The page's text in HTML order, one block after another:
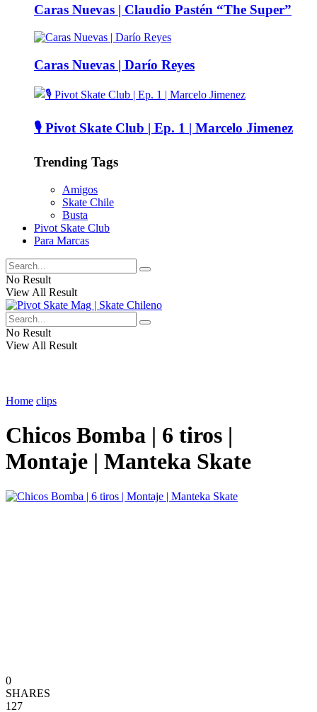
Caras Nuevas | Claudio Pastén “The Super”
Caras Nuevas | Darío Reyes
🎙️ Pivot Skate Club | Ep. 1 | Marcelo Jimenez
Trending Tags
Amigos
Skate Chile
Busta
Pivot Skate Club
Para Marcas
No Result
View All Result
No Result
View All Result
Home clips
Chicos Bomba | 6 tiros |
Montaje | Manteka Skate
0
SHARES
127